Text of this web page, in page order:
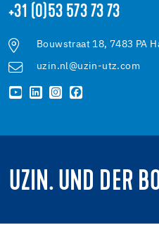
+31 (0)53 573 73 73
Bouwstraat 18, 7483 PA
uzin.nl@uzin-utz.com
UZIN. UND DER